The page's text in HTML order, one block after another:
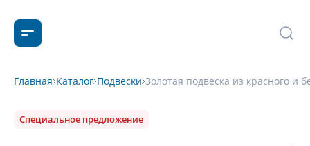
Главная Каталог Подвески Золотая подвеска из красного и
Специальное предложение